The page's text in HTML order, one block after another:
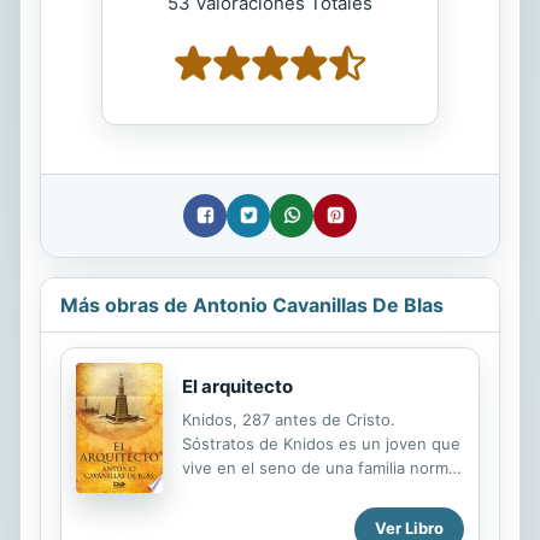
Más obras de Antonio Cavanillas De Blas
El arquitecto
Knidos, 287 antes de Cristo.
Sóstratos de Knidos es un joven que
vive en el seno de una familia normal
la de cualquier otro chico de su edad
Ver Libro